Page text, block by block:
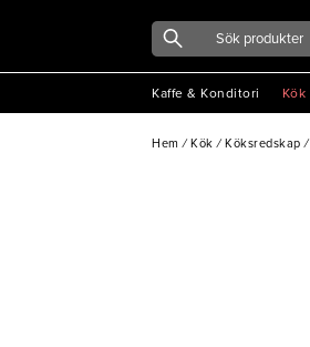
Kaffe & Konditori Kök
Hem / Kök / Köksredskap /